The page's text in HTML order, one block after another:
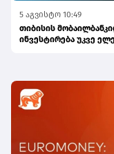
5 აგვისტო 10:49
თიბისის
ინვესტირება უკვე